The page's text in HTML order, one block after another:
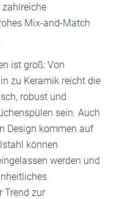
zahlreiche
Mix-and-Match
ist groß: Von
zu Keramik reicht die
robust und
sein. Auch
Design kommen auf
können
werden und
Trend zur